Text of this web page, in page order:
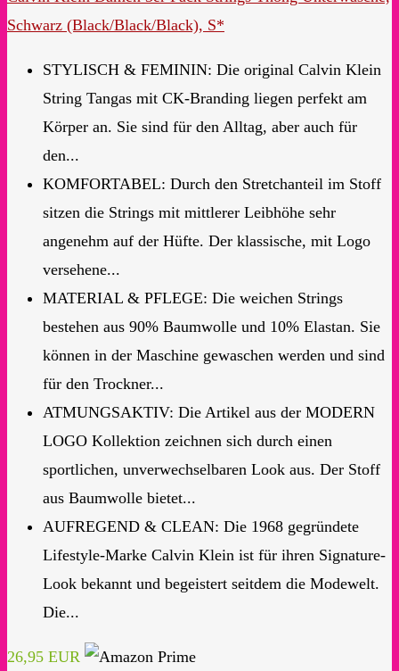
Schwarz (Black/Black/Black), S*
STYLISCH & FEMININ: Die original Calvin Klein
String Tangas mit CK-Branding liegen perfekt am
Körper an. Sie sind für den Alltag, aber auch für
den...
KOMFORTABEL: Durch den Stretchanteil im Stoff
sitzen die Strings mit mittlerer Leibhöhe sehr
angenehm auf der Hüfte. Der klassische, mit Logo
versehene...
MATERIAL & PFLEGE: Die weichen Strings
bestehen aus 90% Baumwolle und 10% Elastan. Sie
können in der Maschine gewaschen werden und sind
für den Trockner...
ATMUNGSAKTIV: Die Artikel aus der MODERN
LOGO Kollektion zeichnen sich durch einen
sportlichen, unverwechselbaren Look aus. Der Stoff
aus Baumwolle bietet...
AUFREGEND & CLEAN: Die 1968 gegründete
Lifestyle-Marke Calvin Klein ist für ihren Signature-
Look bekannt und begeistert seitdem die Modewelt.
Die...
26,95 EUR